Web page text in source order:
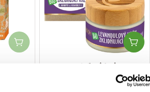
Vypredané
Bio Levanduľový krém